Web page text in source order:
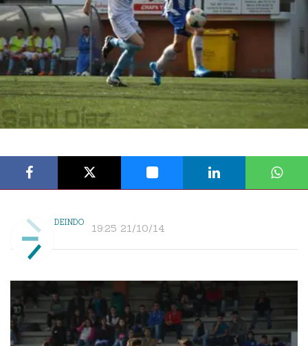
DEINDO 19:25 21/10/14